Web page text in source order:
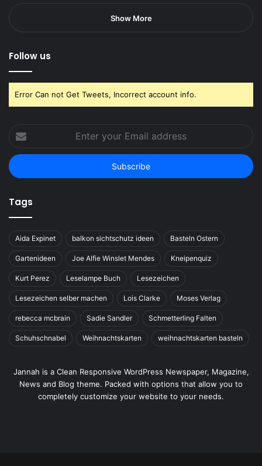
Show More
Follow us
Error Can not Get Tweets, Incorrect account info.
your
Email
address
Tags
Aida Expinet balkon sichtschutz ideen Basteln Ostern
Gartenideen Joe Alfie Winslet Mendes Kneipenquiz
Kurt Perez Leselampe Buch Lesezeichen
Lesezeichen selber machen Lois Clarke Moses Verlag
rebecca mcbrain Sadie Sandler Schmetterling Falten
Schuhschnabel Weihnachtskarten weihnachtskarten basteln
Jannah is a Clean Responsive WordPress Newspaper, Magazine,
News and Blog theme. Packed with options that allow you to
completely customize your website to your needs.